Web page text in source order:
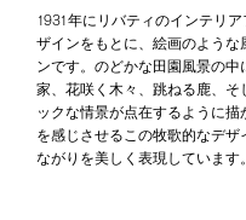
1931年にリバティのインテリ
ザインをもとに、絵画のよう
ンです。のどかな田園風景の
家、花咲く木々、跳ねる鹿、
ックな情景が点在するように
を感じさせるこの牧歌的なデ
ながりを美しく表現しています。